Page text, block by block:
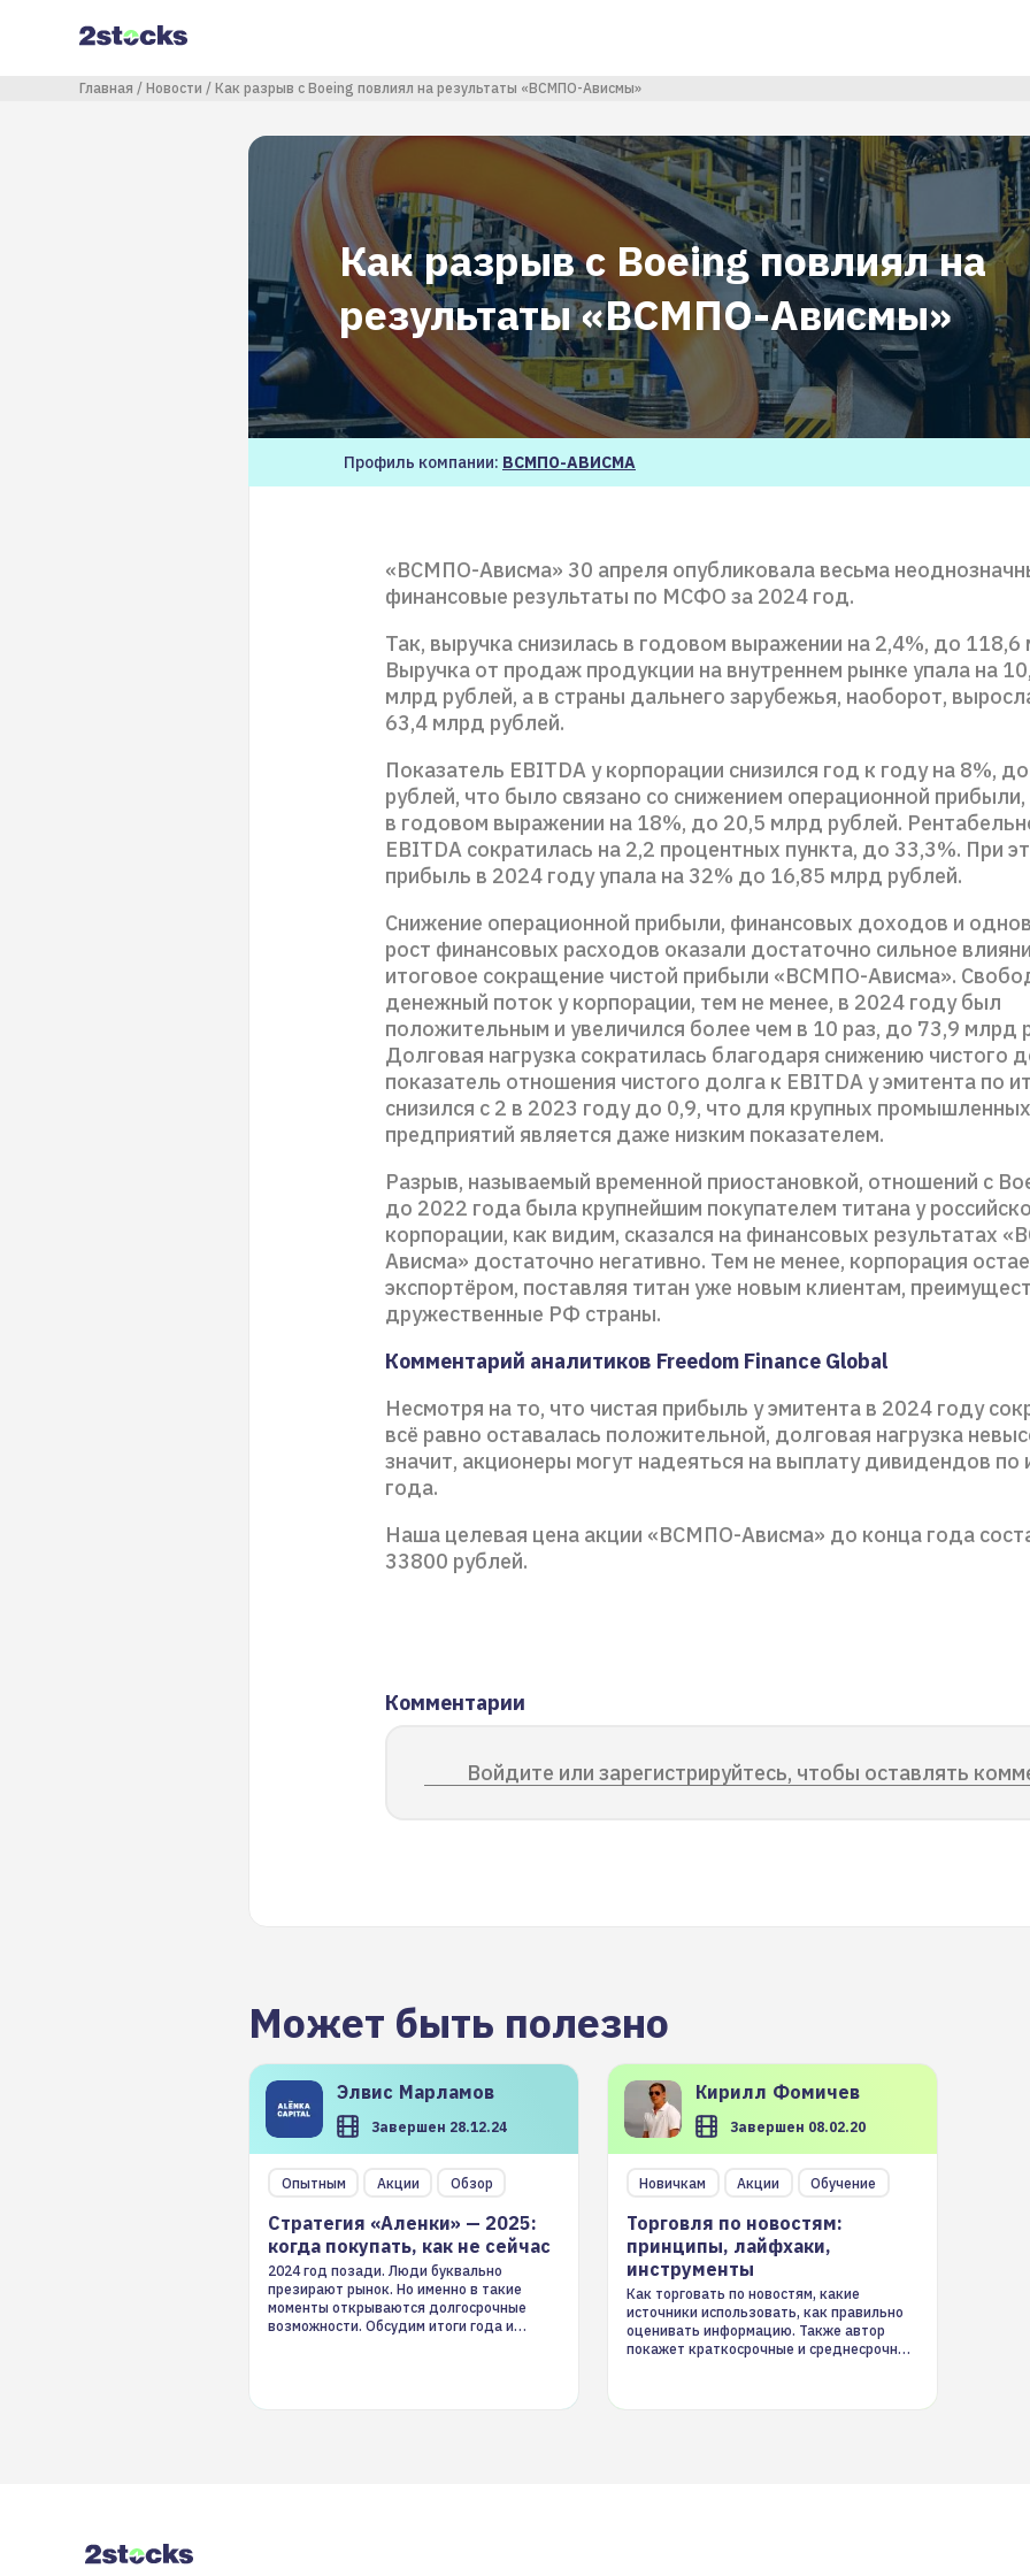
содержанию
Строка навигации
Главная Новости Как разрыв с Boeing повлиял на результаты «ВСМПО-Ависмы»
Как разрыв с Boeing повлиял на
результаты «ВСМПО-Ависмы»
Профиль компании: ВСМПО-АВИСМА
«ВСМПО-Ависма» 30 апреля опубликовала весьма
финансовые результаты по МСФО за 2024 год.
Так, выручка снизилась в годовом выражении на 2,4%, до 118,6
Выручка от продаж продукции на внутреннем рынке упала на
млрд рублей, а в страны дальнего зарубежья, наоборот,
63,4 млрд рублей.
Показатель EBITDA у корпорации снизился год к году на 8%,
рублей, что было связано со снижением операционной прибыли,
в годовом выражении на 18%, до 20,5 млрд рублей.
EBITDA сократилась на 2,2 процентных пункта, до 33,3%. При
прибыль в 2024 году упала на 32% до 16,85 млрд рублей.
Снижение операционной прибыли, финансовых доходов и
рост финансовых расходов оказали достаточно сильное
итоговое сокращение чистой прибыли «ВСМПО-Ависма».
денежный поток у корпорации, тем не менее, в 2024 году был
положительным и увеличился более чем в 10 раз, до 73,9 млрд
Долговая нагрузка сократилась благодаря снижению чистого
показатель отношения чистого долга к EBITDA у эмитента по
снизился с 2 в 2023 году до 0,9, что для крупных промышленных
предприятий является даже низким показателем.
Разрыв, называемый временной приостановкой, отношений с
до 2022 года была крупнейшим покупателем титана у
корпорации, как видим, сказался на финансовых результатах
Ависма» достаточно негативно. Тем не менее, корпорация
экспортёром, поставляя титан уже новым клиентам,
дружественные РФ страны.
Комментарий аналитиков Freedom Finance Global
Несмотря на то, что чистая прибыль у эмитента в 2024 году
всё равно оставалась положительной, долговая нагрузка
значит, акционеры могут надеяться на выплату дивидендов по
года.
Наша целевая цена акции «ВСМПО-Ависма» до конца года
33800 рублей.
Комментарии
Войдите или зарегистрируйтесь, чтобы оставлять
Может быть полезно
Элвис Марламов
Завершен 28.12.24
Опытным Акции Обзор
Стратегия «Аленки» — 2025:
когда покупать, как не сейчас
2024 год позади. Люди буквально
презирают рынок. Но именно в такие
моменты открываются долгосрочные
возможности. Обсудим итоги года и
Кирилл Фомичев
Завершен 08.02.20
Новичкам Акции Обучение
Торговля по новостям:
принципы, лайфхаки,
инструменты
Как торговать по новостям, какие
источники использовать, как правильно
оценивать информацию. Также автор
покажет краткосрочные и среднесрочные